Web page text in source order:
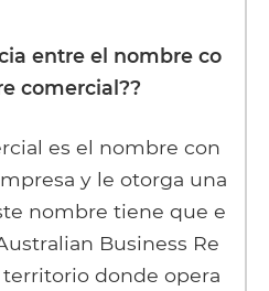
entre el nombre co
comercial??
es el nombre con
y le otorga una
nombre tiene que e
Business Re
donde opera